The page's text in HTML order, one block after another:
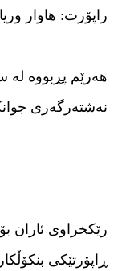
راپۆرت: هاوار
هەرێم پڕبووە لە
نەشتەرگەرى
رێكخراوی ئاران
ڕاپۆرتێكی